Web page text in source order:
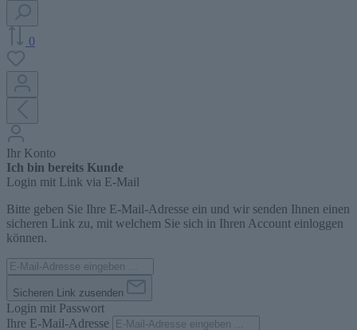
0
Ihr Konto
Ich bin bereits Kunde
Login mit Link via E-Mail
Bitte geben Sie Ihre E-Mail-Adresse ein und wir senden Ihnen einen
sicheren Link zu, mit welchem Sie sich in Ihren Account einloggen
können.
Sicheren Link zusenden
Login mit Passwort
Ihre E-Mail-Adresse